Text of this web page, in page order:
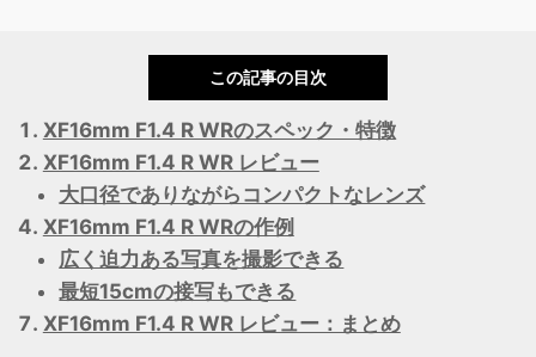
この記事の目次
XF16mm F1.4 R WRのスペック・特徴
XF16mm F1.4 R WR レビュー
大口径でありながらコンパクトなレンズ
XF16mm F1.4 R WRの作例
広く迫力ある写真を撮影できる
最短15cmの接写もできる
XF16mm F1.4 R WR レビュー：まとめ